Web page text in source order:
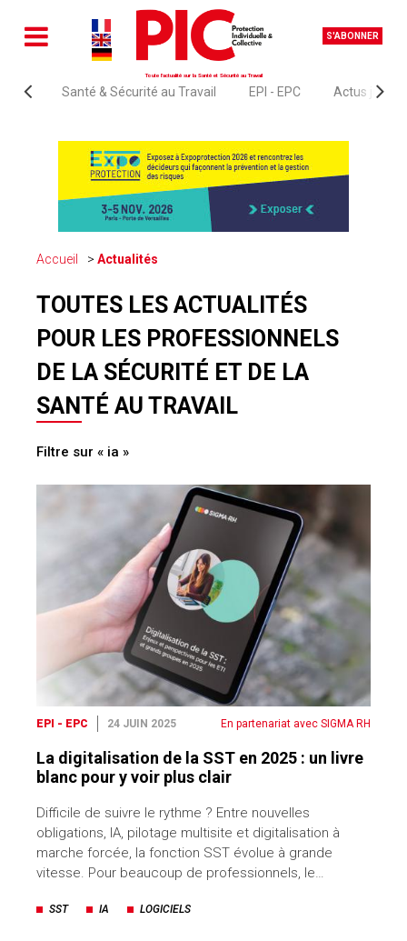
S'ABONNER
Toute l'actualité sur la Santé et Sécurité au Travail
Santé & Sécurité au Travail EPI - EPC Actus
Accueil Actualités
TOUTES LES ACTUALITÉS
POUR LES PROFESSIONNELS
DE LA SÉCURITÉ ET DE LA
SANTÉ AU TRAVAIL
Filtre sur « ia »
EPI - EPC 24 JUIN 2025 En partenariat avec SIGMA RH
La digitalisation de la SST en 2025 : un livre
blanc pour y voir plus clair
Difficile de suivre le rythme ? Entre nouvelles
obligations, IA, pilotage multisite et digitalisation à
marche forcée, la fonction SST évolue à grande
vitesse. Pour beaucoup de professionnels, le…
SST IA LOGICIELS